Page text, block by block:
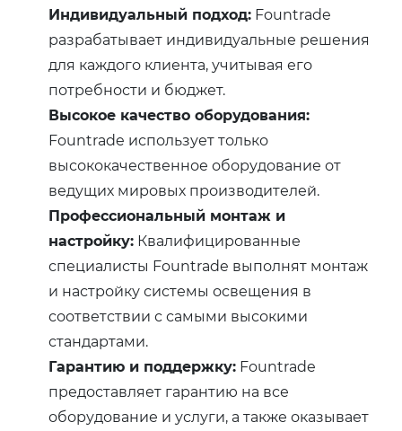
Индивидуальный подход: Fountrade
разрабатывает индивидуальные решения
для каждого клиента, учитывая его
потребности и бюджет.
Высокое качество оборудования:
Fountrade использует только
высококачественное оборудование от
ведущих мировых производителей.
Профессиональный монтаж и
настройку: Квалифицированные
специалисты Fountrade выполнят монтаж
и настройку системы освещения в
соответствии с самыми высокими
стандартами.
Гарантию и поддержку: Fountrade
предоставляет гарантию на все
оборудование и услуги, а также оказывает